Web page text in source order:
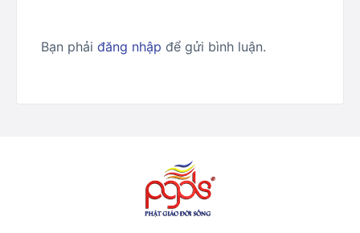
Bạn phải đăng nhập để gửi bình luận.